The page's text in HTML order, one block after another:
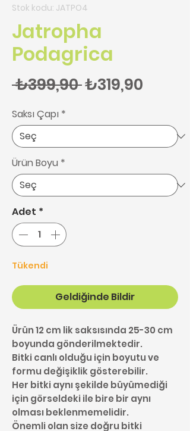
Stok kodu: JATPO4
Jatropha
Podagrica
₺399,90 Normal Fiyat
₺319,90
Saksı Çapı *
Ürün Boyu *
Adet *
Tükendi
Geldiğinde Bildir
Ürün 12 cm lik saksısında 25-30 cm
boyunda gönderilmektedir.
Bitki canlı olduğu için boyutu ve
formu değişiklik gösterebilir.
Her bitki aynı şekilde büyümediği
için görseldeki ile bire bir aynı
olması beklenmemelidir.
Önemli olan size doğru bitki